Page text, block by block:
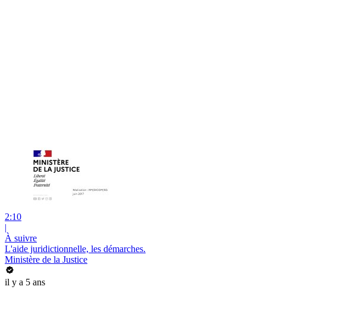
2:10
|
À suivre
L'aide juridictionnelle, les démarches.
Ministère de la Justice
il y a 5 ans